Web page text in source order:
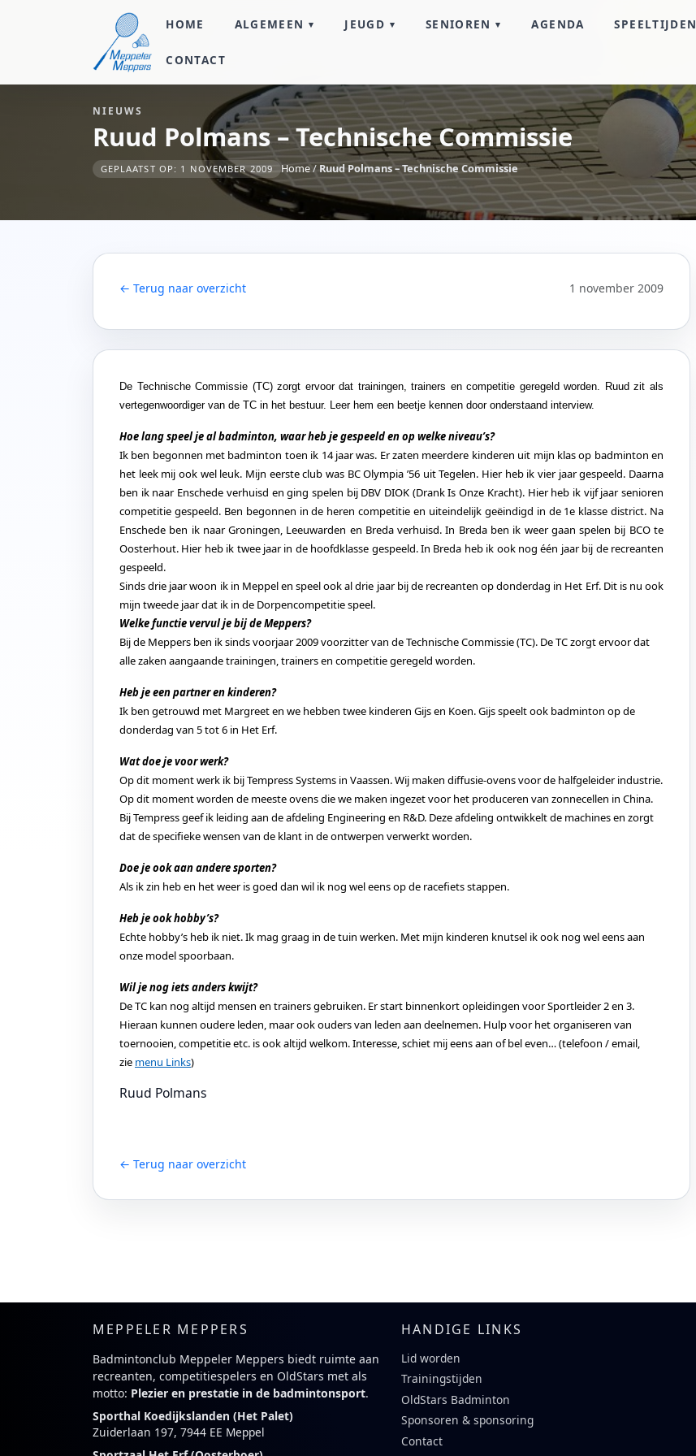
HOME ALGEMEEN JEUGD SENIOREN AGENDA SPEELTIJDEN
CONTACT
NIEUWS
Ruud Polmans – Technische Commissie
GEPLAATST OP: 1 NOVEMBER 2009 Home/Ruud Polmans – Technische Commissie
← Terug naar overzicht 1 november 2009
De Technische Commissie (TC) zorgt ervoor dat trainingen, trainers en competitie geregeld worden. Ruud zit als
vertegenwoordiger van de TC in het bestuur. Leer hem een beetje kennen door onderstaand interview.
Hoe lang speel je al badminton, waar heb je gespeeld en op welke niveau’s?
Ik ben begonnen met badminton toen ik 14 jaar was. Er zaten meerdere kinderen uit mijn klas op badminton en
het leek mij ook wel leuk. Mijn eerste club was BC Olympia ’56 uit Tegelen. Hier heb ik vier jaar gespeeld. Daarna
ben ik naar Enschede verhuisd en ging spelen bij DBV DIOK (Drank Is Onze Kracht). Hier heb ik vijf jaar senioren
competitie gespeeld. Ben begonnen in de heren competitie en uiteindelijk geëindigd in de 1e klasse district. Na
Enschede ben ik naar Groningen, Leeuwarden en Breda verhuisd. In Breda ben ik weer gaan spelen bij BCO te
Oosterhout. Hier heb ik twee jaar in de hoofdklasse gespeeld. In Breda heb ik ook nog één jaar bij de recreanten
gespeeld.
Sinds drie jaar woon ik in Meppel en speel ook al drie jaar bij de recreanten op donderdag in Het Erf. Dit is nu ook
mijn tweede jaar dat ik in de Dorpencompetitie speel.
Welke functie vervul je bij de Meppers?
Bij de Meppers ben ik sinds voorjaar 2009 voorzitter van de Technische Commissie (TC). De TC zorgt ervoor dat
alle zaken aangaande trainingen, trainers en competitie geregeld worden.
Heb je een partner en kinderen?
Ik ben getrouwd met Margreet en we hebben twee kinderen Gijs en Koen. Gijs speelt ook badminton op de
donderdag van 5 tot 6 in Het Erf.
Wat doe je voor werk?
Op dit moment werk ik bij Tempress Systems in Vaassen. Wij maken diffusie-ovens voor de halfgeleider industrie.
Op dit moment worden de meeste ovens die we maken ingezet voor het produceren van zonnecellen in China.
Bij Tempress geef ik leiding aan de afdeling Engineering en R&D. Deze afdeling ontwikkelt de machines en zorgt
dat de specifieke wensen van de klant in de ontwerpen verwerkt worden.
Doe je ook aan andere sporten?
Als ik zin heb en het weer is goed dan wil ik nog wel eens op de racefiets stappen.
Heb je ook hobby’s?
Echte hobby’s heb ik niet. Ik mag graag in de tuin werken. Met mijn kinderen knutsel ik ook nog wel eens aan
onze model spoorbaan.
Wil je nog iets anders kwijt?
De TC kan nog altijd mensen en trainers gebruiken. Er start binnenkort opleidingen voor Sportleider 2 en 3.
Hieraan kunnen oudere leden, maar ook ouders van leden aan deelnemen. Hulp voor het organiseren van
toernooien, competitie etc. is ook altijd welkom. Interesse, schiet mij eens aan of bel even… (telefoon / email,
zie menu Links)
Ruud Polmans
← Terug naar overzicht
MEPPELER MEPPERS
Badmintonclub Meppeler Meppers biedt ruimte aan
recreanten, competitiespelers en OldStars met als
motto: Plezier en prestatie in de badmintonsport.
Sporthal Koedijkslanden (Het Palet)
Zuiderlaan 197, 7944 EE Meppel
HANDIGE LINKS
Lid worden
Trainingstijden
OldStars Badminton
Sponsoren & sponsoring
Contact